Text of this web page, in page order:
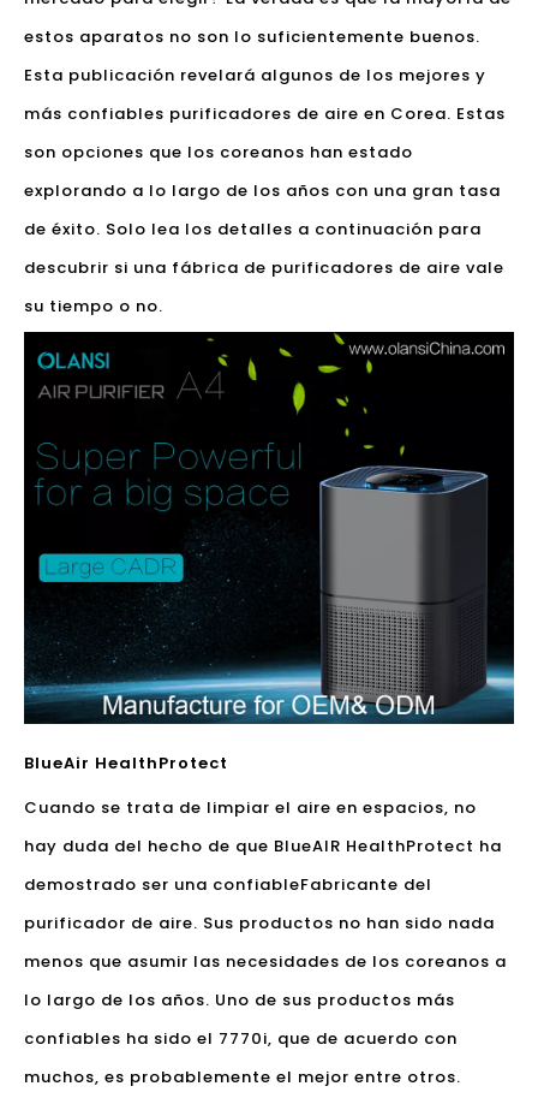
estos aparatos no son lo suficientemente buenos.
Esta publicación revelará algunos de los mejores y
más confiables purificadores de aire en Corea. Estas
son opciones que los coreanos han estado
explorando a lo largo de los años con una gran tasa
de éxito. Solo lea los detalles a continuación para
descubrir si una fábrica de purificadores de aire vale
su tiempo o no.
BlueAir HealthProtect
Cuando se trata de limpiar el aire en espacios, no
hay duda del hecho de que BlueAIR HealthProtect ha
demostrado ser una confiableFabricante del
purificador de aire. Sus productos no han sido nada
menos que asumir las necesidades de los coreanos a
lo largo de los años. Uno de sus productos más
confiables ha sido el 7770i, que de acuerdo con
muchos, es probablemente el mejor entre otros.